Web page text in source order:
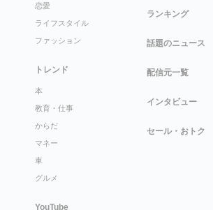
恋愛
ライフスタイル
ファッション
トレンド
本
教育・仕事
からだ
マネー
車
グルメ
YouTube
ランキング
話題のニュース
配信元一覧
インタビュー
セール・おトク